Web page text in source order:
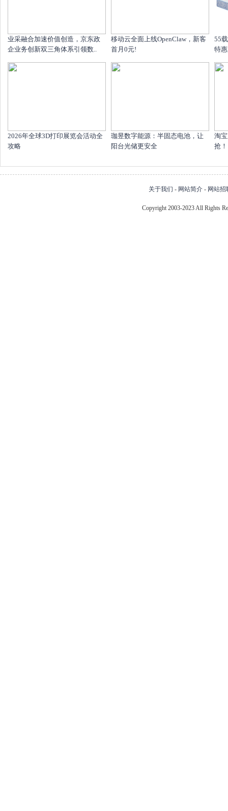
业采融合加速价值创造，京东政
企业务创新双三角体系引领数..
移动云全面上线OpenClaw，新客
首月0元!
55
特
2026年全球3D打印展览会活动全
攻略
珈昱数字能源：半固态电池，让
阳台光储更安全
淘
抢
关于我们 - 网站简介 - 网站招
Copyright 2003-2023 All Rights